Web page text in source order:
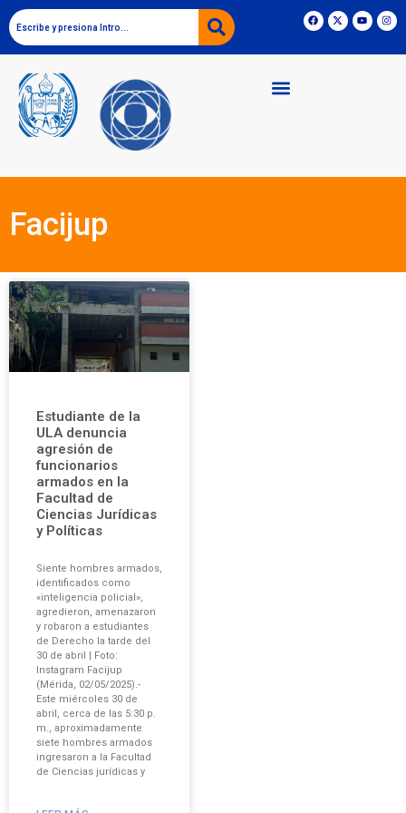
Facijup
Estudiante de la
ULA denuncia
agresión de
funcionarios
armados en la
Facultad de
Ciencias Jurídicas
y Políticas
Siente hombres armados,
identificados como
«inteligencia policial»,
agredieron, amenazaron
y robaron a estudiantes
de Derecho la tarde del
30 de abril | Foto:
Instagram Facijup
(Mérida, 02/05/2025).-
Este miércoles 30 de
abril, cerca de las 5:30 p.
m., aproximadamente
siete hombres armados
ingresaron a la Facultad
de Ciencias jurídicas y